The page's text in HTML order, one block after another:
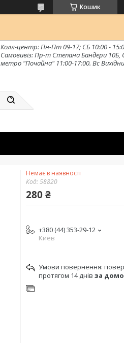
Кошик
Колл-центр: Пн-Пт 09-17; СБ 10:00 -
Самовивіз: Пр-т Степана Бандери 10Б,
метро "Почайна" 11:00-17:00. Вс
Немає в наявності
Код:58820
280 ₴
+380 (44) 353-29-12
Киев
протягом 14 днів за